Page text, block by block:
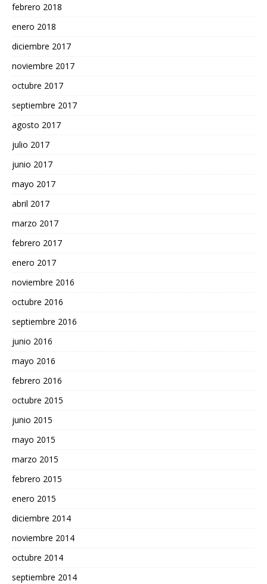
febrero 2018
enero 2018
diciembre 2017
noviembre 2017
octubre 2017
septiembre 2017
agosto 2017
julio 2017
junio 2017
mayo 2017
abril 2017
marzo 2017
febrero 2017
enero 2017
noviembre 2016
octubre 2016
septiembre 2016
junio 2016
mayo 2016
febrero 2016
octubre 2015
junio 2015
mayo 2015
marzo 2015
febrero 2015
enero 2015
diciembre 2014
noviembre 2014
octubre 2014
septiembre 2014